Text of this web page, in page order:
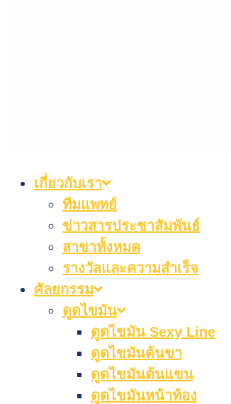
เกี่ยวกับเรา
ทีมแพทย์
ข่าวสารประชาสัมพันธ์
สาขาทั้งหมด
รางวัลและความสำเร็จ
ศัลยกรรม
ดูดไขมัน
ดูดไขมัน Sexy Line
ดูดไขมันต้นขา
ดูดไขมันต้นแขน
ดูดไขมันหน้าท้อง